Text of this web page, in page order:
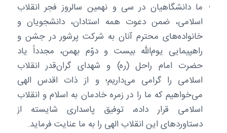
ما دانشگاهیان در سی و نهمین سالروز فجر انقلاب
اسلامی، ضمن دعوت همه استادان، دانشجویان و
خانواده‌های محترم آنان به شرکت پرشور در جشن و
راهپیمایی یوم‌الله بیست و دوّم بهمن، مجدداً یاد
حضرت امام راحل (ره) و شهدای گران‌قدر انقلاب
اسلامی را گرامی می‌داریم؛ و از ذات اقدس الهی
می‌خواهیم که ما را در زمره خادمان به اسلام و انقلاب
اسلامی قرار داده، توفیق پاسداری شایسته از
دستاوردهای این انقلاب الهی را به ما عنایت فرماید.